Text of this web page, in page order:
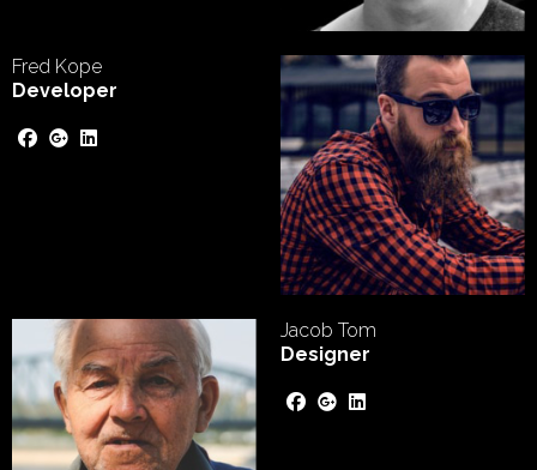
Fred Kope
Developer
Jacob Tom
Designer